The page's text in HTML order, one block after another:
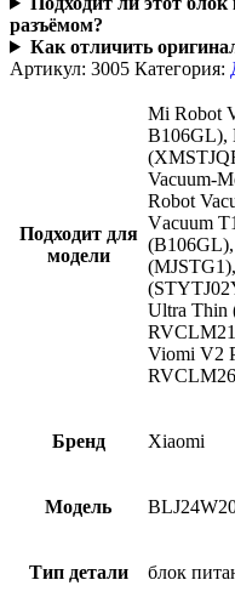
разъёмом?
Как отличить
Артикул: 3005 Категория:
Подходит для
модели
Mi Robot
B106GL),
Vacuum-
Robot
Vаcuum
(B106GL),
Ultra Thin
Viomi V2
Бренд Xiaomi
Модель
Тип детали блок